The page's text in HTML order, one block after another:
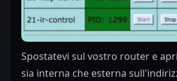
Spostatevi sul vostro router e
sia interna che esterna